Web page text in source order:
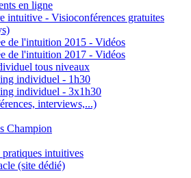
en ligne
intuitive - Visioconférences gratuites
de l'intuition 2015 - Vidéos
de l'intuition 2017 - Vidéos
tous niveaux
individuel - 1h30
individuel - 3x1h30
interviews,...)
Champion
pratiques intuitives
(site dédié)